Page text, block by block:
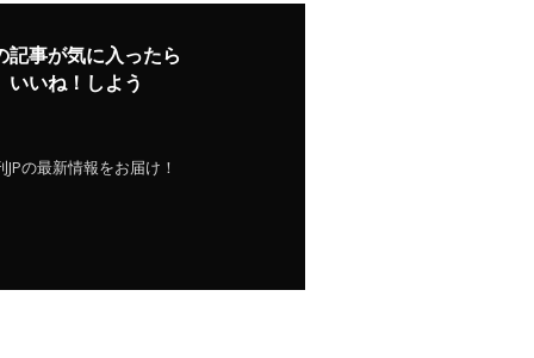
記事が気に入ったら
いいね！しよう
JPの最新情報をお届け！